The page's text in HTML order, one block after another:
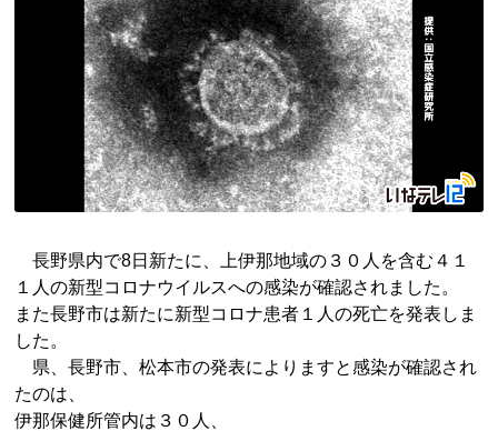
長野県内で8日新たに、上伊那地域の３０人を含む４１
１人の新型コロナウイルスへの感染が確認されました。
また長野市は新たに新型コロナ患者１人の死亡を発表しま
した。
県、長野市、松本市の発表によりますと感染が確認され
たのは、
伊那保健所管内は３０人、